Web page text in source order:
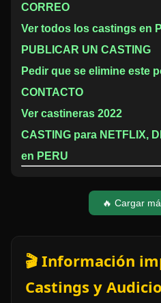
CORREO
Ver todos los castings en
PUBLICAR UN CASTING
Pedir que se elimine este
CONTACTO
Ver castineras 2022
CASTING para NETFLIX,
en PERU
🔥 Cargar
🎬 Información
Castings y